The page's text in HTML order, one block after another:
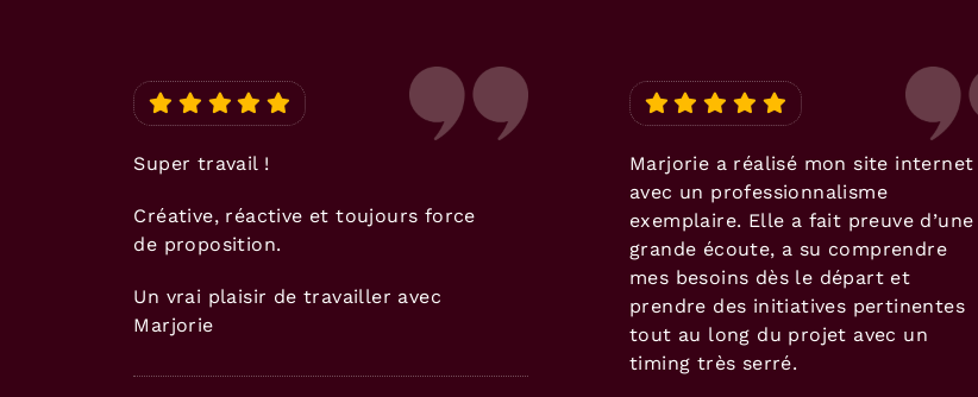
Super travail !
Créative, réactive et toujours force
de proposition.
Un vrai plaisir de travailler avec
Marjorie
Marjorie a réalisé mon site internet
avec un professionnalisme
exemplaire. Elle a fait preuve d’une
grande écoute, a su comprendre
mes besoins dès le départ et
prendre des initiatives pertinentes
tout au long du projet avec un
timing très serré.